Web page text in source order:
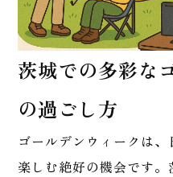
茨城での多彩な
の過ごし方
ゴールデンウィークは
楽しむ絶好の機会です